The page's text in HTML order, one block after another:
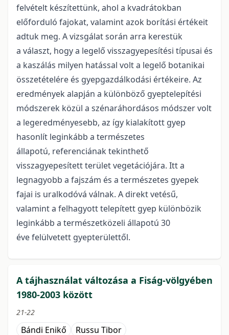
felvételt készítettünk, ahol a kvadrátokban
előforduló fajokat, valamint azok borítási értékeit
adtuk meg. A vizsgálat során arra kerestük
a választ, hogy a legelő visszagyepesítési típusai és
a kaszálás milyen hatással volt a legelő botanikai
összetételére és gyepgazdálkodási értékeire. Az
eredmények alapján a különböző gyeptelepítési
módszerek közül a szénaráhordásos módszer volt
a legeredményesebb, az így kialakított gyep
hasonlít leginkább a természetes
állapotú, referenciának tekinthető
visszagyepesített terület vegetációjára. Itt a
legnagyobb a fajszám és a természetes gyepek
fajai is uralkodóvá válnak. A direkt vetésű,
valamint a felhagyott telepített gyep különbözik
leginkább a természetközeli állapotú 30
éve felülvetett gyepterülettől.
A tájhasználat változása a Fiság-völgyében
1980-2003 között
21-22
Bándi Enikő Russu Tibor